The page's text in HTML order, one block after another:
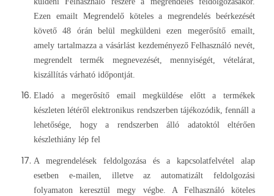
Ezen emailt Megrendelő köteles a megrendelés beérkezését
követő 48 órán belül megküldeni ezen megerősítő emailt,
amely tartalmazza a vásárlást kezdeményező Felhasználó nevét,
megrendelt termék megnevezését, mennyiségét, vételárat,
kiszállítás várható időpontját.
Eladó a megerősítő email megküldése előtt a termékek
készleten létéről elektronikus rendszerben tájékozódik, fennáll a
lehetősége, hogy a rendszerben álló adatoktól eltérően
készlethiány lép fel
A megrendelések feldolgozása és a kapcsolatfelvétel alap
esetben e-mailen, illetve az automatizált feldolgozási
folyamaton keresztül megy végbe. A Felhasználó köteles